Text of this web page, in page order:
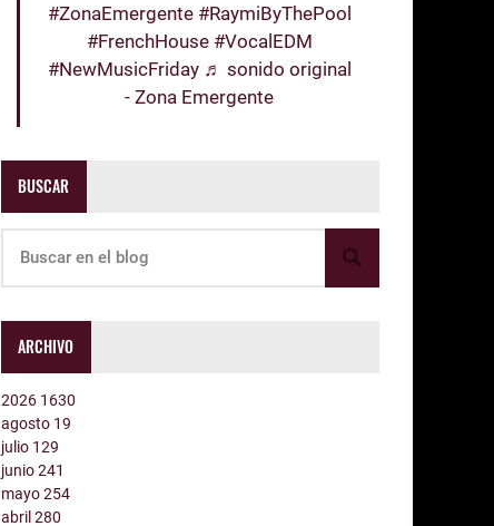
#ZonaEmergente #RaymiByThePool
#FrenchHouse #VocalEDM
#NewMusicFriday ♬ sonido original
- Zona Emergente
BUSCAR
ARCHIVO
2026 1630
agosto 19
julio 129
junio241
mayo254
abril280